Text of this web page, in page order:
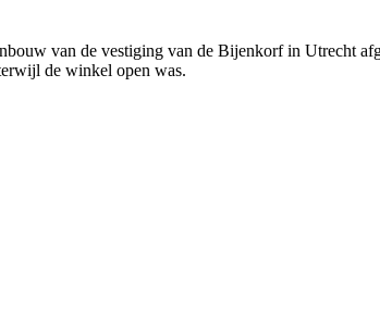
van de vestiging van de Bijenkorf in Utrecht
de winkel open was.